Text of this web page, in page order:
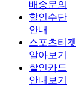
배송문의
할인수단
안내
스포츠티켓
알아보기
할인카드
안내보기